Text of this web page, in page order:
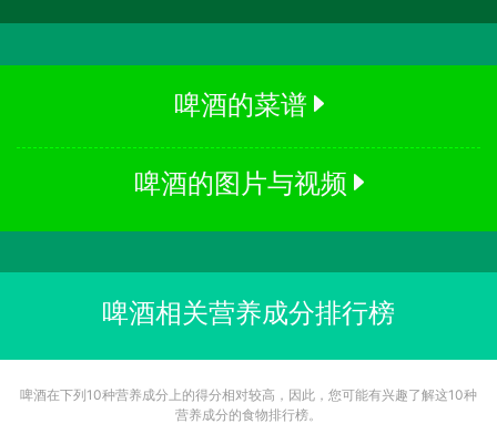
啤酒的菜谱
啤酒的图片与视频
啤酒相关营养成分排行榜
啤酒在下列10种营养成分上的得分相对较高，因此，您可能有兴趣了解这10种
营养成分的食物排行榜。